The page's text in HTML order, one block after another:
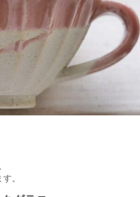
入荷しました♪
。